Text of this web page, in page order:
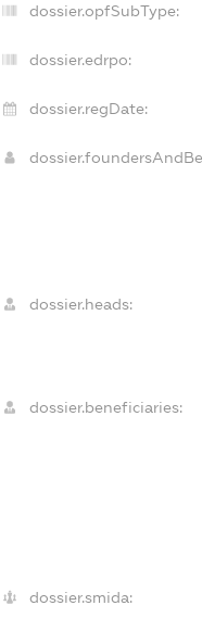
dossier.opfSubType:
dossier.edrpo:
dossier.regDate:
dossier.heads:
dossier.beneficiaries:
dossier.smida: